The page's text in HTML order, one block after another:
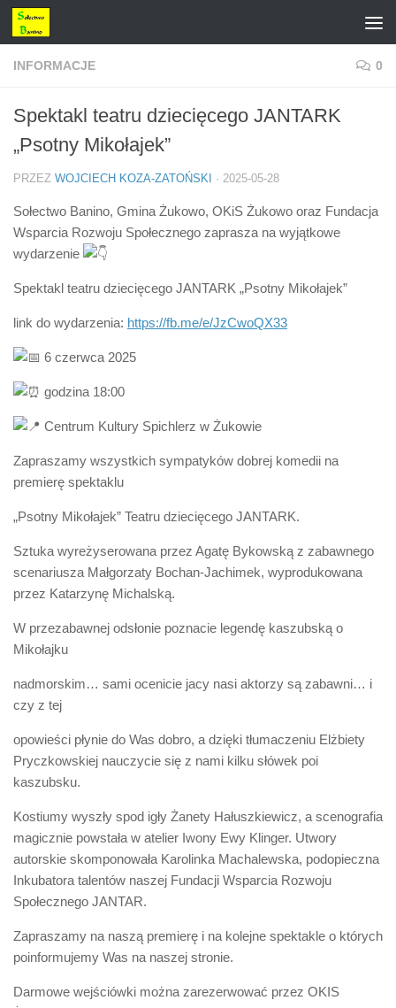
Przejdź do treści
INFORMACJE 0
Spektakl teatru dziecięcego JANTARK
„Psotny Mikołajek”
PRZEZ WOJCIECH KOZA-ZATOŃSKI · 2025-05-28
Sołectwo Banino, Gmina Żukowo, OKiS Żukowo oraz Fundacja
Wsparcia Rozwoju Społecznego zaprasza na wyjątkowe
wydarzenie
Spektakl teatru dziecięcego JANTARK „Psotny Mikołajek”
link do wydarzenia: https://fb.me/e/JzCwoQX33
6 czerwca 2025
godzina 18:00
Centrum Kultury Spichlerz w Żukowie
Zapraszamy wszystkich sympatyków dobrej komedii na
premierę spektaklu
„Psotny Mikołajek” Teatru dziecięcego JANTARK.
Sztuka wyreżyserowana przez Agatę Bykowską z zabawnego
scenariusza Małgorzaty Bochan-Jachimek, wyprodukowana
przez Katarzynę Michalską.
W przezabawnej odsłonie poznacie legendę kaszubską o
Mikołajku
nadmorskim… sami ocenicie jacy nasi aktorzy są zabawni… i
czy z tej
opowieści płynie do Was dobro, a dzięki tłumaczeniu Elżbiety
Pryczkowskiej nauczycie się z nami kilku słówek poi
kaszubsku.
Kostiumy wyszły spod igły Żanety Hałuszkiewicz, a scenografia
magicznie powstała w atelier Iwony Ewy Klinger. Utwory
autorskie skomponowała Karolinka Machalewska, podopieczna
Inkubatora talentów naszej Fundacji Wsparcia Rozwoju
Społecznego JANTAR.
Zapraszamy na naszą premierę i na kolejne spektakle o których
poinformujemy Was na naszej stronie.
Darmowe wejściówki można zarezerwować przez OKIS